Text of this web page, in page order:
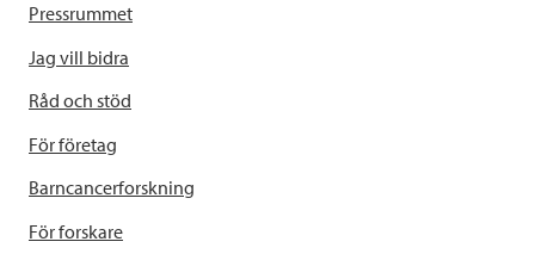
Pressrummet
Jag vill bidra
Råd och stöd
För företag
Barncancerforskning
För forskare